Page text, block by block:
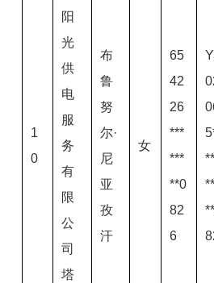
1
0
阳
光
供
电
服
务
有
限
公
司
塔
布
鲁
努
尔·
尼
亚
孜
汗
女
65
42
26
***
***
**0
82
6